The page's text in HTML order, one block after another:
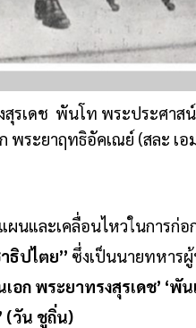
สุรเดช พันโท พระประศา
ระยาฤทธิอัคเณย์ (สละ เอ
นและเคลื่อนไหวในการก่
ธิปไตย” ซึ่งเป็นนายทหาร
ก พระยาทรงสุรเดช’ ‘พั
(วัน ชูถิ่น)